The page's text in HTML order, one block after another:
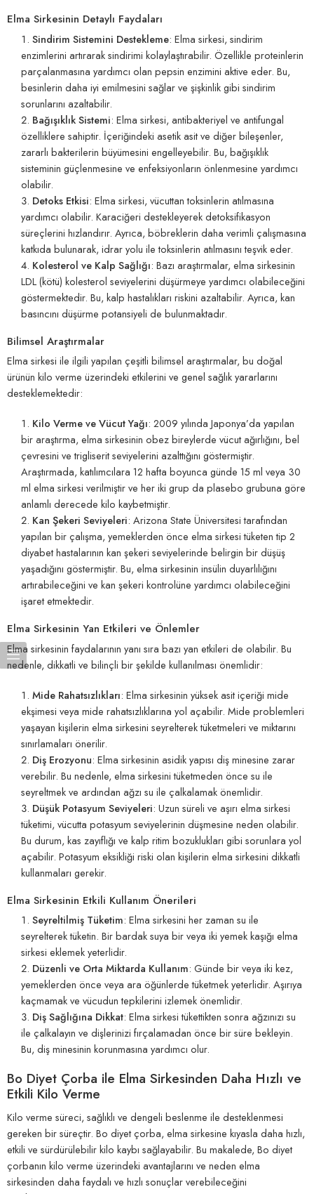
Elma Sirkesinin Detaylı Faydaları
Sindirim Sistemini Destekleme: Elma sirkesi, sindirim
enzimlerini artırarak sindirimi kolaylaştırabilir. Özellikle proteinlerin
parçalanmasına yardımcı olan pepsin enzimini aktive eder. Bu,
besinlerin daha iyi emilmesini sağlar ve şişkinlik gibi sindirim
sorunlarını azaltabilir.
Bağışıklık Sistemi: Elma sirkesi, antibakteriyel ve antifungal
özelliklere sahiptir. İçeriğindeki asetik asit ve diğer bileşenler,
zararlı bakterilerin büyümesini engelleyebilir. Bu, bağışıklık
sisteminin güçlenmesine ve enfeksiyonların önlenmesine yardımcı
olabilir.
Detoks Etkisi: Elma sirkesi, vücuttan toksinlerin atılmasına
yardımcı olabilir. Karaciğeri destekleyerek detoksifikasyon
süreçlerini hızlandırır. Ayrıca, böbreklerin daha verimli çalışmasına
katkıda bulunarak, idrar yolu ile toksinlerin atılmasını teşvik eder.
Kolesterol ve Kalp Sağlığı: Bazı araştırmalar, elma sirkesinin
LDL (kötü) kolesterol seviyelerini düşürmeye yardımcı olabileceğini
göstermektedir. Bu, kalp hastalıkları riskini azaltabilir. Ayrıca, kan
basıncını düşürme potansiyeli de bulunmaktadır.
Bilimsel Araştırmalar
Elma sirkesi ile ilgili yapılan çeşitli bilimsel araştırmalar, bu doğal
ürünün kilo verme üzerindeki etkilerini ve genel sağlık yararlarını
desteklemektedir:
Kilo Verme ve Vücut Yağı: 2009 yılında Japonya’da yapılan
bir araştırma, elma sirkesinin obez bireylerde vücut ağırlığını, bel
çevresini ve trigliserit seviyelerini azalttığını göstermiştir.
Araştırmada, katılımcılara 12 hafta boyunca günde 15 ml veya 30
ml elma sirkesi verilmiştir ve her iki grup da plasebo grubuna göre
anlamlı derecede kilo kaybetmiştir.
Kan Şekeri Seviyeleri: Arizona State Üniversitesi tarafından
yapılan bir çalışma, yemeklerden önce elma sirkesi tüketen tip 2
diyabet hastalarının kan şekeri seviyelerinde belirgin bir düşüş
yaşadığını göstermiştir. Bu, elma sirkesinin insülin duyarlılığını
artırabileceğini ve kan şekeri kontrolüne yardımcı olabileceğini
işaret etmektedir.
Elma Sirkesinin Yan Etkileri ve Önlemler
Elma sirkesinin faydalarının yanı sıra bazı yan etkileri de olabilir. Bu
nedenle, dikkatli ve bilinçli bir şekilde kullanılması önemlidir:
Mide Rahatsızlıkları: Elma sirkesinin yüksek asit içeriği mide
ekşimesi veya mide rahatsızlıklarına yol açabilir. Mide problemleri
yaşayan kişilerin elma sirkesini seyrelterek tüketmeleri ve miktarını
sınırlamaları önerilir.
Diş Erozyonu: Elma sirkesinin asidik yapısı diş minesine zarar
verebilir. Bu nedenle, elma sirkesini tüketmeden önce su ile
seyreltmek ve ardından ağzı su ile çalkalamak önemlidir.
Düşük Potasyum Seviyeleri: Uzun süreli ve aşırı elma sirkesi
tüketimi, vücutta potasyum seviyelerinin düşmesine neden olabilir.
Bu durum, kas zayıflığı ve kalp ritim bozuklukları gibi sorunlara yol
açabilir. Potasyum eksikliği riski olan kişilerin elma sirkesini dikkatli
kullanmaları gerekir.
Elma Sirkesinin Etkili Kullanım Önerileri
Seyreltilmiş Tüketim: Elma sirkesini her zaman su ile
seyrelterek tüketin. Bir bardak suya bir veya iki yemek kaşığı elma
sirkesi eklemek yeterlidir.
Düzenli ve Orta Miktarda Kullanım: Günde bir veya iki kez,
yemeklerden önce veya ara öğünlerde tüketmek yeterlidir. Aşırıya
kaçmamak ve vücudun tepkilerini izlemek önemlidir.
Diş Sağlığına Dikkat: Elma sirkesi tükettikten sonra ağzınızı su
ile çalkalayın ve dişlerinizi fırçalamadan önce bir süre bekleyin.
Bu, diş minesinin korunmasına yardımcı olur.
Bo Diyet Çorba ile Elma Sirkesinden Daha Hızlı ve
Etkili Kilo Verme
Kilo verme süreci, sağlıklı ve dengeli beslenme ile desteklenmesi
gereken bir süreçtir. Bo diyet çorba, elma sirkesine kıyasla daha hızlı,
etkili ve sürdürülebilir kilo kaybı sağlayabilir. Bu makalede, Bo diyet
çorbanın kilo verme üzerindeki avantajlarını ve neden elma
sirkesinden daha faydalı ve hızlı sonuçlar verebileceğini